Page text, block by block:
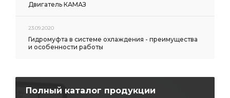
Двигатель КАМАЗ
23.09.2020
Гидромуфта в системе охлаждения - преимущества
и особенности работы
Полный каталог продукции